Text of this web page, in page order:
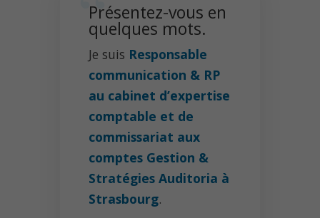
Présentez-vous en
quelques mots.
Je suis Responsable
communication & RP
au cabinet d’expertise
comptable et de
commissariat aux
comptes Gestion &
Stratégies Auditoria à
Strasbourg.